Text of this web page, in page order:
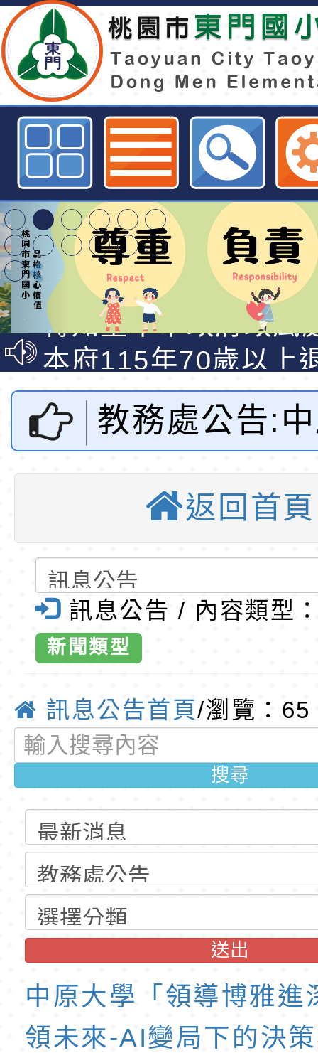
中原大學「領導博雅進深學堂 智
的決策與領導藝術」招生海報-桃
資訊網
特殊教育學生及幼兒
明手冊(修訂版)與學
說明影片
轉知臺中市政府政風
光城市手牽手，綠能
走」動畫影片
本府115年70歲以上
員健康講座「吃得安
心」，請退休同仁踴
清華光罩教學專業論
動時代中的好老師：
教師韌性
轉環境部「淨零綠領
程」
轉農業部桃園區農業
「115年食農教育專
訓練課程」，歡迎已
育專業人員資格者報
錄取公告-桃園市桃
民小學115學年度「
理人員」甄選
東門國小115學年度
梯特教代課教師甄選
公告(尚有缺額)
錄取公告-桃園市桃
民小學115學年度「
班教師助理員」甄選
東門國小115學年度
梯特教代理教師甄選
公告(尚有缺額)
特殊教育學生及幼兒
明手冊(修訂版)與學
說明影片
轉知臺中市政府政風
光城市手牽手，綠能
走」動畫影片
本府115年70歲以上
員健康講座「吃得安
心」，請退休同仁踴
清華光罩教學專業論
動時代中的好老師：
教師韌性
轉環境部「淨零綠領
程」
轉農業部桃園區農業
「115年食農教育專
訓練課程」，歡迎已
育專業人員資格者報
錄取公告-桃園市桃
民小學115學年度「
理人員」甄選
東門國小115學年度
梯特教代課教師甄選
公告(尚有缺額)
錄取公告-桃園市桃
民小學115學年度「
班教師助理員」甄選
東門國小115學年度
梯特教代理教師甄選
公告(尚有缺額)
教務處公告:
「領導博雅
智領未來-AI
決策與領導
生海報-桃園
育
返回首頁
訊息公告 / 內容類型
新聞類型
訊息公告首頁/瀏覽：65
搜尋
送出
中原大學「領導博雅進
領未來-AI變局下的決